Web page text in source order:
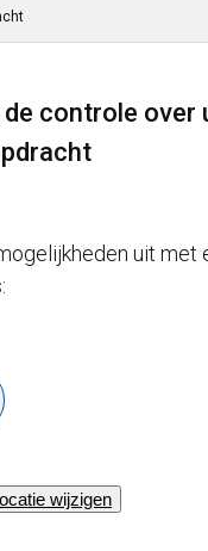
de controle over
uit met
wijzigen